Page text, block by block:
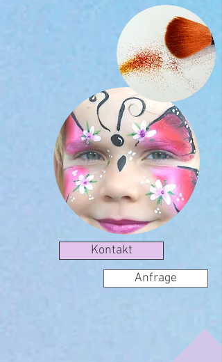
Kontakt
Anfrage